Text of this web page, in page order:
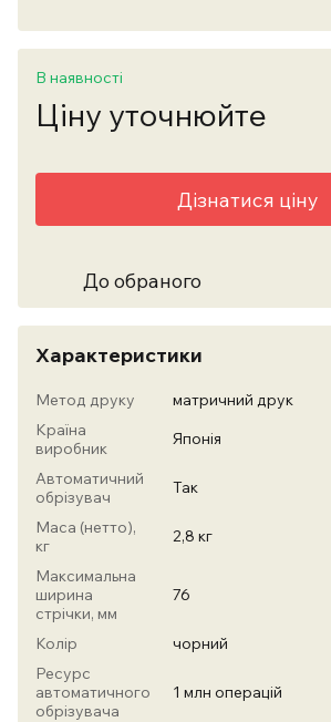
В наявності
Ціну уточнюйте
Дізнатися ціну
До обраного
Характеристики
Метод друку
матричний друк
Країна
виробник
Японія
Автоматичний
обрізувач
Так
Маса (нетто),
кг
2,8 кг
Максимальна
ширина
стрічки, мм
76
Колір
чорний
Ресурс
автоматичного
обрізувача
1 млн операцій